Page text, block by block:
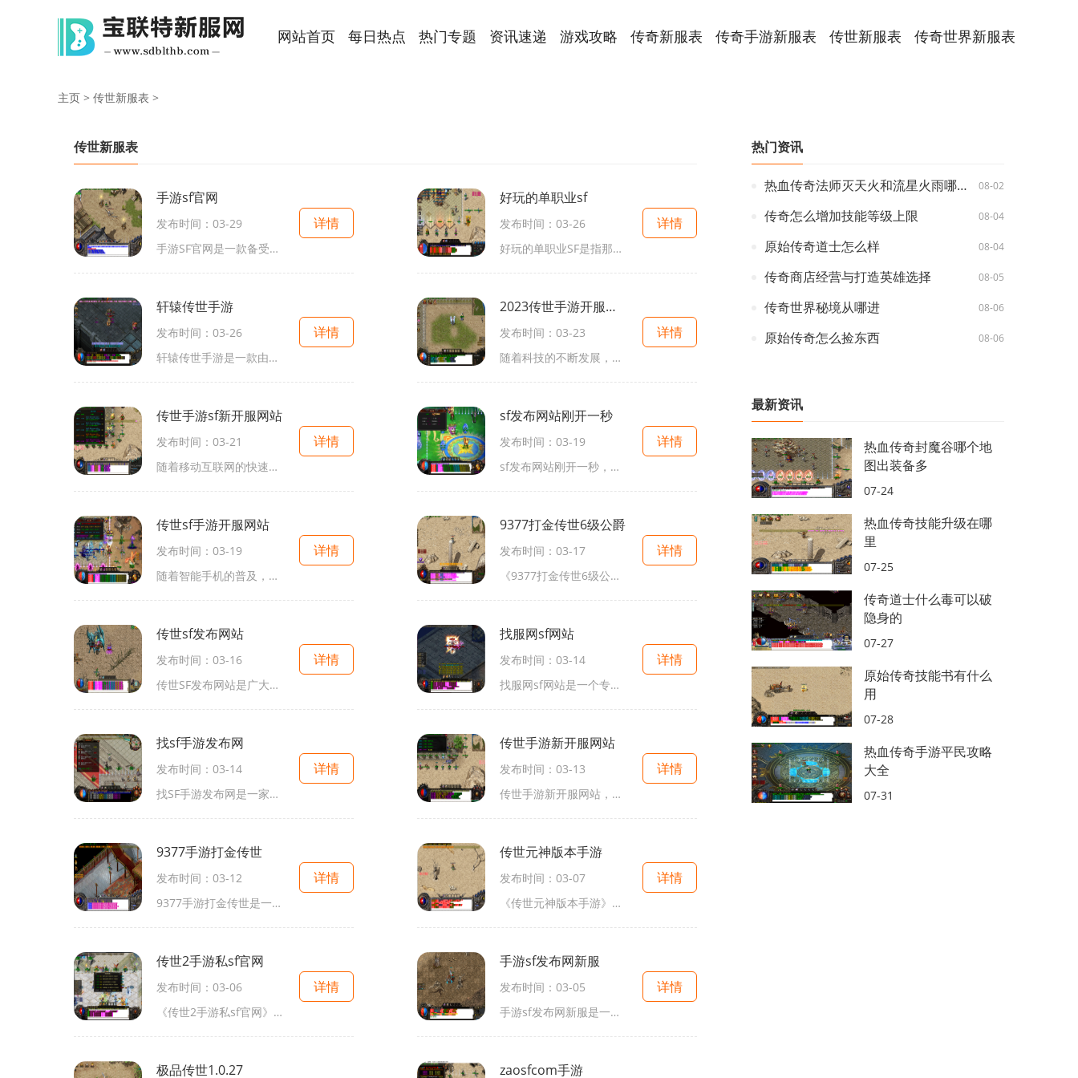
网站首页 每日热点 热门专题 资讯速递 游戏攻略 传奇新服表 传奇手游新服表 传世新服表 传奇世界新服表
主页 > 传世新服表 >
传世新服表
手游sf官网
发布时间：03-29
手游SF官网是一款备受瞩目的手机游戏，该游戏以其丰富多样的游戏内容和创新的玩法而备受玩家们的喜爱。下面将为大家详细介绍手游SF官网的游戏特色和具体玩法。手游SF官网是一款
详情
好玩的单职业sf
发布时间：03-26
好玩的单职业SF是指那些只有一个职业可供选择的网络游戏。这类游戏给玩家提供了独特而又有趣的游戏体验。在这篇文章中，我们将介绍几款好玩的单职业SF游戏，并深入了解它们的具
详情
轩辕传世手游
发布时间：03-26
轩辕传世手游是一款由腾讯游戏推出的角色扮演类手机游戏，在手游市场备受瞩目。游戏以中国古代神话故事为背景，为玩家提供了一个全新的仙侠世界。作为一款仙侠手游，轩辕传世
详情
2023传世手游开服网站大全
发布时间：03-23
随着科技的不断发展，手游已经成为我们生活中不可或缺的一部分。作为广大玩家关注的焦点，传世手游一直备受瞩目。《2023传世手游》的开服也备受期待，许多游戏爱好者都在寻找一
详情
传世手游sf新开服网站
发布时间：03-21
随着移动互联网的快速发展，手机游戏逐渐成为人们休闲娱乐的新选择。传世手游作为经典的角色扮演类游戏，在移植到手机平台之后，引起了许多老玩家的回忆和新玩家的兴趣。为了
详情
sf发布网站刚开一秒
发布时间：03-19
sf发布网站刚开一秒，作为一款以游戏为主题的网站，为广大游戏爱好者提供了一个交流和分享的平台。作为一名热爱游戏的玩家，你可能会对这款网站的玩法感兴趣。我将为你详细介绍
详情
传世sf手游开服网站
发布时间：03-19
随着智能手机的普及，手游市场日益火爆。传统IP改编的手游成为了众多玩家的选择。而传世SF手游开服网站无疑是不可忽视的一部分。它以传世这款经典的MMORPG为核心，借助现代科技的
详情
9377打金传世6级公爵
发布时间：03-17
《9377打金传世6级公爵》是一款风靡全球的角色扮演游戏，它以个人扮演主角在虚拟世界中经历各种冒险为基础，让玩家沉浸于精彩刺激的游戏体验中。该游戏的玩法丰富多样，下面将为
详情
传世sf发布网站
发布时间：03-16
传世SF发布网站是广大游戏爱好者的福音，它为我们提供了一种便捷的方式来寻找和玩耍经典的传世私服游戏。在这个网站上，我们可以找到各种各样的传世私服游戏，无论是经典版的还
详情
找服网sf网站
发布时间：03-14
找服网sf网站是一个专门为玩家提供游戏服装选择与游戏体验分享的互动平台。不同于其他游戏网站，找服网提供更加个性化的游戏推荐和全方位的游戏信息，让玩家能够更好地享受游戏
详情
找sf手游发布网
发布时间：03-14
找SF手游发布网是一家专业的手游发布平台，旨在为广大手游爱好者提供最新、最热门的科幻类手游资源。平台上汇集了众多优秀的SF手游作品，让玩家可以尽情畅玩各类科幻题材的游戏
详情
传世手游新开服网站
发布时间：03-13
传世手游新开服网站，是一个专门给广大手游玩家提供最新最全最热门的手游新开服信息的网站。你可以第一时间了解到各大手游厂商发布的新游戏开服时间和具体玩法介绍，不用再四
详情
9377手游打金传世
发布时间：03-12
9377手游打金传世是一款非常受欢迎的手机游戏，它拥有丰富多样的玩法和精美细致的游戏画面，深受广大玩家的喜爱。在这款游戏中，玩家将扮演一个角色，通过打怪、刷副本、寻宝等
详情
传世元神版本手游
发布时间：03-07
《传世元神版本手游》是一款备受期待的中文手游，它凭借精美的图像、独特的剧情以及丰富的玩法，成为了移动游戏市场中的一股新势力。无论是对于热衷于角色扮演的玩家，还是对
详情
传世2手游私sf官网
发布时间：03-06
《传世2手游私sf官网》是一款以传世经典改编的角色扮演手游。游戏凭借其精妙细腻的画面、丰富多样的玩法以及忠于经典的剧情引发了众多玩家的热情。下面就让我们来详细了解一下
详情
手游sf发布网新服
发布时间：03-05
手游sf发布网新服是一个专为玩家提供最新最热手游版本的平台。在这个平台上，玩家可以找到各种类型的手游，并且可以在第一时间找到最新上线的游戏服务器。下面我们就来详细介绍
详情
极品传世1.0.27 zaosfcom手游
热门资讯
热血传奇法师灭天火和流星火雨哪个好 08-02
传奇怎么增加技能等级上限 08-04
原始传奇道士怎么样 08-04
传奇商店经营与打造英雄选择 08-05
传奇世界秘境从哪进 08-06
原始传奇怎么捡东西 08-06
最新资讯
热血传奇封魔谷哪个地
图出装备多
07-24
热血传奇技能升级在哪
里
07-25
传奇道士什么毒可以破
隐身的
07-27
原始传奇技能书有什么
用
07-28
热血传奇手游平民攻略
大全
07-31